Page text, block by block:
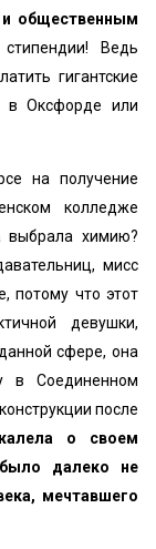
общественным
Ведь
гигантские
в Оксфорде или
на получение
колледже
выбрала химию?
мисс
потому что этот
девушки,
сфере, она
в Соединенном
после
о своем
далеко не
мечтавшего